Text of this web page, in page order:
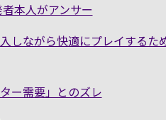
本人がアンサー
しながら快適にプレイするた
ー需要」とのズレ